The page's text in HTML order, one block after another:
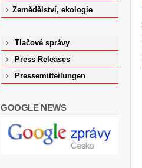
Zemědělství, ekologie
Tlačové správy
Press Releases
Pressemitteilungen
GOOGLE NEWS